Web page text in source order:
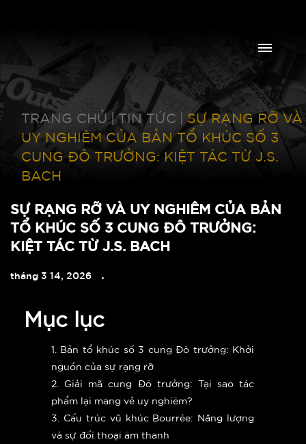
TRANG CHỦ|TIN TỨC | SỰ RẠNG RỠ VÀ
UY NGHIÊM CỦA BẢN TỔ KHÚC SỐ 3
CUNG ĐÔ TRƯỞNG: KIỆT TÁC TỪ J.S.
BACH
SỰ RẠNG RỠ VÀ UY NGHIÊM CỦA BẢN
TỔ KHÚC SỐ 3 CUNG ĐÔ TRƯỞNG:
KIỆT TÁC TỪ J.S. BACH
tháng 3 14, 2026
Mục lục
1. Bản tổ khúc số 3 cung Đô trưởng: Khởi
nguồn của sự rạng rỡ
2. Giải mã cung Đô trưởng: Tại sao tác
phẩm lại mang vẻ uy nghiêm?
3. Cấu trúc vũ khúc Bourrée: Năng lượng
và sự đối thoại âm thanh